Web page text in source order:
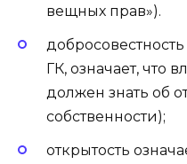
вещных прав»).
ГК, означает, что
должен знать об
собственности);
открытость